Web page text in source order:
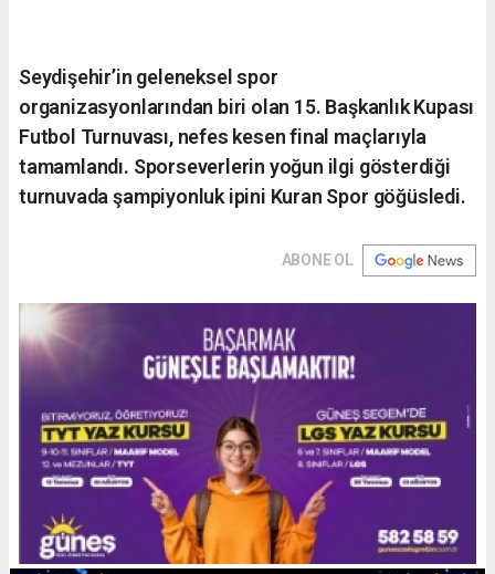
Seydişehir’in geleneksel spor
organizasyonlarından biri olan 15. Başkanlık Kupası
Futbol Turnuvası, nefes kesen final maçlarıyla
tamamlandı. Sporseverlerin yoğun ilgi gösterdiği
turnuvada şampiyonluk ipini Kuran Spor göğüsledi.
ABONE OL